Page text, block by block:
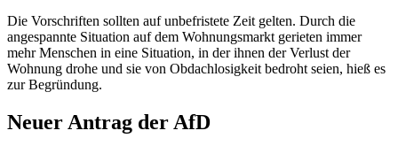
Die Vorschriften sollten auf unbefristete Zeit gelten. Durch die
angespannte Situation auf dem Wohnungsmarkt gerieten immer
mehr Menschen in eine Situation, in der ihnen der Verlust der
Wohnung drohe und sie von Obdachlosigkeit bedroht seien, hieß es
zur Begründung.
Neuer Antrag der AfD